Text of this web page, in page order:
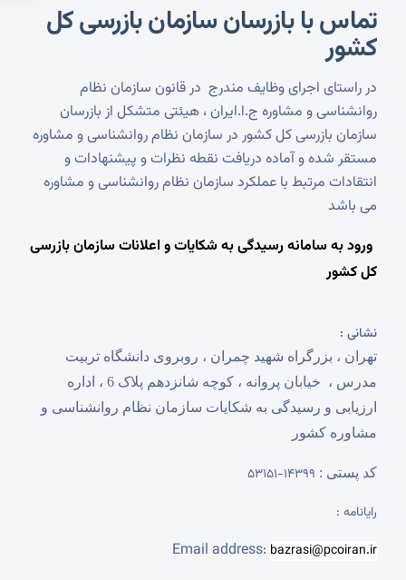
تماس با بازرسان سازمان بازرسی کل
کشور
در راستای اجرای وظایف مندرج در قانون سازمان نظام
روانشناسی و مشاوره ج.ا.ایران ، هیئتی متشکل از بازرسان
سازمان بازرسی کل کشور در سازمان نظام روانشناسی و مشاوره
مستقر شده و آماده دریافت نقطه نظرات و پیشنهادات و
انتقادات مرتبط با عملکرد سازمان نظام روانشناسی و مشاوره
می باشد
ورود به سامانه رسیدگی به شکایات و اعلانات سازمان بازرسی
کل کشور
نشانی :
تهران ، بزرگراه شهید چمران ، روبروی دانشگاه تربیت
مدرس ،
خیابان پروانه ، کوچه شانزدهم پلاک 6 ، اداره
ارزیابی و رسیدگی به شکایات سازمان نظام روانشناسی و
مشاوره کشور
کد پستی : 14399-53151
رایانامه :
Email address: bazrasi@pcoiran.ir